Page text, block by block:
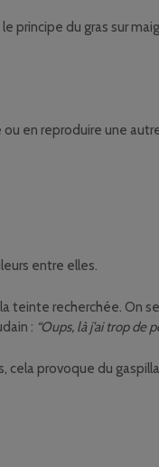
principe du gras sur
en reproduire une
entre elles.
teinte recherchée. On
: “Oups, là j’ai trop de
cela provoque du